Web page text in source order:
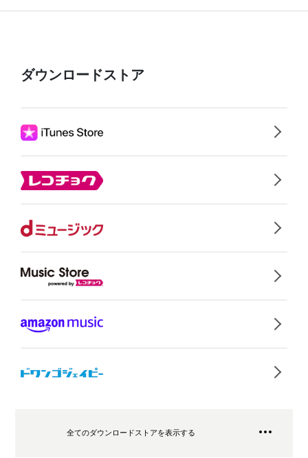
ダウンロードストア
全てのダウンロードストアを表示する